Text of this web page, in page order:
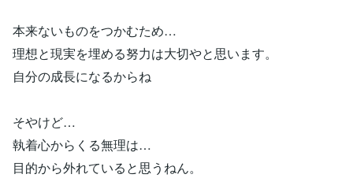
本来ないものをつかむため…
理想と現実を埋める努力は大切やと思います。
自分の成長になるからね
そやけど…
執着心からくる無理は…
目的から外れていると思うねん。